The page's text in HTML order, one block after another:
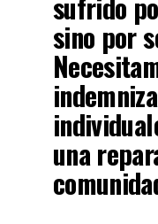
sino por
una